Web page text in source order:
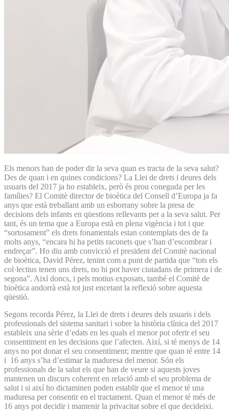
Els menors han de poder dir la seva quan es tracta de la seva salut?
Des de quan i en quines condicions? La Llei de drets i deures dels
usuaris del 2017 ja ho estableix, però és prou coneguda per les
famílies? El Comitè director de bioètica del Consell d’Europa ja fa
anys que està treballant amb un esborrany sobre la presa de
decisions dels infants en qüestions rellevants per a la seva salut. Per
tant, és un tema que a Europa està en plena vigència i tot i que
“sortosament” els drets fonamentals estan contemplats des de fa
molts anys, “encara hi ha petits raconets que s’han d’escombrar i
endreçar”. Ho diu amb convicció el president del Comitè nacional
de bioètica, David Pérez, tenint com a punt de partida que “tots els
col·lectius tenen uns drets, no hi pot haver ciutadans de primera i de
segona”. Així doncs, i pels motius exposats, també el Comitè de
bioètica andorrà està tot just encetant la reflexió sobre aquesta
qüestió.
Segons recorda Pérez, la Llei de drets i deures dels usuaris i dels
professionals del sistema sanitari i sobre la història clínica del 2017
estableix una sèrie d’edats en les quals el menor pot oferir el seu
consentiment en les decisions que l’afecten. Així, si té menys de 14
anys no pot donar el seu consentiment; mentre que quan té entre 14
i 16 anys s’ha d’estimar la maduresa del menor. Són els
professionals de la salut els que han de veure si aquests joves
mantenen un discurs coherent en relació amb el seu problema de
salut i si així ho dictaminen poden establir que el menor té una
maduresa per consentir en el tractament. Quan el menor té més de
16 anys pot decidir i mantenir la privacitat sobre el que decideixi.